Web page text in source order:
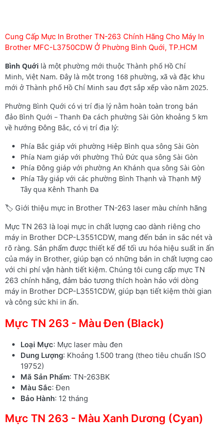
Cung Cấp Mực In Brother TN-263 Chính Hãng Cho Máy In
Brother MFC-L3750CDW Ở Phường Bình Quới, TP.HCM
Bình Quới là một phường mới thuộc Thành phố Hồ Chí
Minh, Việt Nam. Đây là một trong 168 phường, xã và đặc khu
mới ở Thành phố Hồ Chí Minh sau đợt sắp xếp vào năm 2025.
Phường Bình Quới có vị trí địa lý nằm hoàn toàn trong bán
đảo Bình Quới – Thanh Đa cách phường Sài Gòn khoảng 5 km
về hướng Đông Bắc, có vị trí địa lý:
Phía Bắc giáp với phường Hiệp Bình qua sông Sài Gòn
Phía Nam giáp với phường Thủ Đức qua sông Sài Gòn
Phía Đông giáp với phường An Khánh qua sông Sài Gòn
Phía Tây giáp với các phường Bình Thạnh và Thạnh Mỹ
Tây qua Kênh Thanh Đa
🏷️ Giới thiệu mực in Brother TN-263 laser màu chính hãng
Mực TN 263 là loại mực in chất lượng cao dành riêng cho
máy in Brother DCP-L3551CDW, mang đến bản in sắc nét và
rõ ràng. Sản phẩm được thiết kế để tối ưu hóa hiệu suất in ấn
của máy in Brother, giúp bạn có những bản in chất lượng cao
với chi phí vận hành tiết kiệm. Chúng tôi cung cấp mực TN
263 chính hãng, đảm bảo tương thích hoàn hảo với dòng
máy in Brother DCP-L3551CDW, giúp bạn tiết kiệm thời gian
và công sức khi in ấn.
Mực TN 263 - Màu Đen (Black)
Loại Mực: Mực laser màu đen
Dung Lượng: Khoảng 1.500 trang (theo tiêu chuẩn ISO
19752)
Mã Sản Phẩm: TN-263BK
Màu Sắc: Đen
Bảo Hành: 12 tháng
Mực TN 263 - Màu Xanh Dương (Cyan)